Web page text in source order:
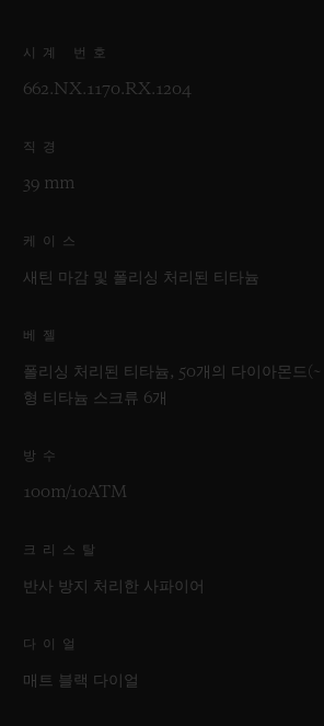
시계 번호
662.NX.1170.RX.1204
직경
39 mm
케이스
새틴 마감 및 폴리싱 처리된 티타늄
베젤
폴리싱 처리된 티타늄, 50개의 다이아몬드
형 티타늄 스크류 6개
방수
100m/10ATM
크리스탈
반사 방지 처리한 사파이어
다이얼
매트 블랙 다이얼